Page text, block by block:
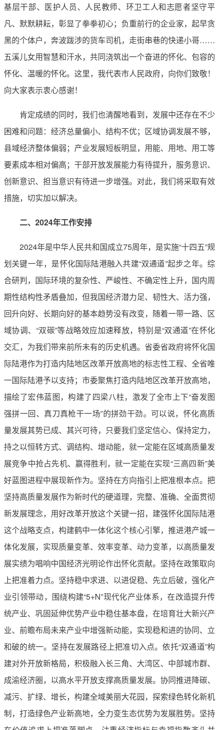
基层干部、医护人员、人民教师、环卫工人和志愿者坚守平
凡、默默耕耘，彰显了拳拳初心；负重前行的企业家，起早贪
黑的个体户，奔波跋涉的货车司机，走街串巷的快递小哥……
五溪儿女用智慧和汗水，共同浇筑出一个奋进的怀化、包容的
怀化、温暖的怀化。这里，我代表市人民政府，向你们致敬！
向大家表示衷心感谢！
肯定成绩的同时，我们也清醒地看到，发展中还存在不少
困难和问题：经济总量偏小、结构不优；区域协调发展不够，
县域经济整体偏弱；产业发展短板明显，用能、用地、用工等
要素成本相对偏高；干部开放发展能力有待提升，服务意识、
创新意识、担当意识有待进一步增强。对此，我们将采取有效
措施，切实加以解决。
二、2024年工作安排
2024年是中华人民共和国成立75周年，是实施“十四五”规
划关键一年，是怀化国际陆港融入共建“双通道”起步之年。综
合研判，国际环境的复杂性、严峻性、不确定性上升，国内周
期性结构性矛盾叠加，但我国经济潜力足、韧性大、活力强，
回升向好、长期向好的基本趋势没有改变，随着一带一路、区
域协调、“双碳”等战略效应加速释放，特别是“双通道”在怀化
交汇，为我们带来前所未有的历史机遇。省委省政府将怀化国
际陆港作为打造内陆地区改革开放高地的标志性工程、全省唯
一国际陆港予以支持；市委聚焦打造内陆地区改革开放高地，
描绘了宏伟蓝图，构建了四梁八柱，激发了全市上下“奋发图
强拼一回、真刀真枪干一场”的拼劲干劲。可以说，怀化高质
量发展其势已成、其兴可待，只要我们坚定信心、保持定力，
持之以恒转方式、调结构、增动能，就一定能在区域高质量发
展竞争中抢占先机、赢得胜利，就一定能在实现“三高四新”美
好蓝图进程中展现新作为。坚持在方向指引上把准根本点。把
坚持高质量发展作为新时代的硬道理，完整、准确、全面贯彻
新发展理念，用好改革开放这个关键一招，建强怀化国际陆港
这个战略支点，构建鹤中一体化这个核心引擎，推进港产城一
体化发展，实现质量变革、效率变革、动力变革，以高质量发
展实绩为唱响中国经济光明论作出怀化贡献。坚持在政策取向
上把准着力点。坚持稳中求进、以进促稳、先立后破，强化产
业引领带动，围绕构建“5+N”现代化产业体系，在改造提升传
统产业、巩固延伸优势产业中稳住基本盘，在培育壮大新兴产
业、前瞻布局未来产业中增强新动能，实现稳和进的协同、立
和破的统一。坚持在发展路径上把准切入点。依托“双通道”构
建对外开放新格局，积极融入长三角、大湾区、中部城市群、
成渝经济圈，以高水平开放支撑高质量发展。协同推进降碳、
减污、扩绿、增长，构建全域美丽大花园，探索绿色转化新机
制，打造绿色产业新高地，全力变生态优势为发展胜势。坚持